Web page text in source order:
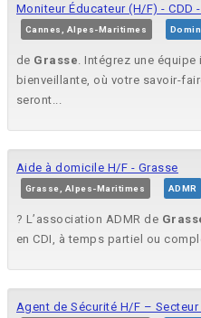
Moniteur Éducateur (H/F) - CDD -
Cannes, Alpes-Maritimes
de Grasse. Intégrez une
bienveillante, où votre savoir-
seront...
Aide à domicile H/F - Grasse
Grasse, Alpes-Maritimes ADMR
? L’association ADMR de
en CDI, à temps partiel ou
Agent de Sécurité H/F –